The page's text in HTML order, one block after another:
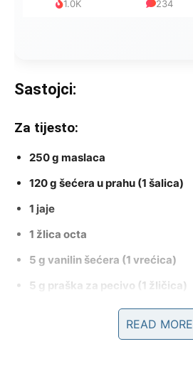
1.0K 234
Sastojci:
Za tijesto:
250 g maslaca
120 g šećera u prahu (1 šalica)
1 jaje
1 žlica octa
5 g vanilin šećera (1 vrećica)
5 g praška za pecivo (1 žličica)
480 g brašna (4 šalice)
READ MORE